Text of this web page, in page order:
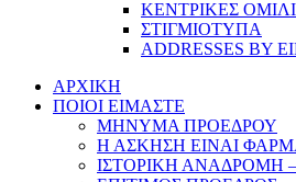
ΚΕΝΤΡΙΚΕΣ
ΣΤΙΓΜΙΟΤΥΠΑ
ADDRESSES BY
ΑΡΧΙΚΗ
ΠΟΙΟΙ ΕΙΜΑΣΤΕ
ΜΗΝΥΜΑ ΠΡΟΕΔΡΟΥ
Η ΑΣΚΗΣΗ ΕΙΝΑΙ
ΙΣΤΟΡΙΚΗ ΑΝΑΔΡΟΜΗ